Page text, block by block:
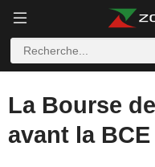
La Bourse
avant la BCE